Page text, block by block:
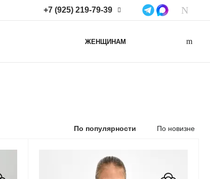
+7 (925) 219-79-39
Нижегородская область,
ЖЕНЩИНАМ
По популярности По новизне